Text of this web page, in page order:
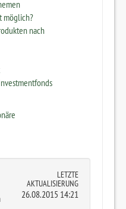
möglich?
nach
LETZTE
AKTUALISIERUNG
26.08.2015 14:21